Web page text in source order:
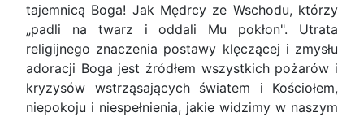
tajemnicą Boga! Jak Mędrcy ze Wschodu, którzy
„padli na twarz i oddali Mu pokłon". Utrata
religijnego znaczenia postawy klęczącej i zmysłu
adoracji Boga jest źródłem wszystkich pożarów i
kryzysów wstrząsających światem i Kościołem,
niepokoju i niespełnienia, jakie widzimy w naszym